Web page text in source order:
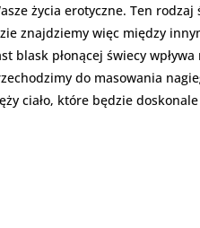
życia erotyczne. Ten
znajdziemy więc między
blask płonącej świecy
do masowania
ciało, które będzie